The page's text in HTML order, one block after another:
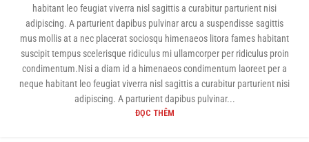
habitant leo feugiat viverra nisl sagittis a curabitur parturient nisi
adipiscing. A parturient dapibus pulvinar arcu a suspendisse sagittis
mus mollis at a nec placerat sociosqu himenaeos litora fames habitant
suscipit tempus scelerisque ridiculus mi ullamcorper per ridiculus proin
condimentum.Nisi a diam id a himenaeos condimentum laoreet per a
neque habitant leo feugiat viverra nisl sagittis a curabitur parturient nisi
adipiscing. A parturient dapibus pulvinar...
ĐỌC THÊM